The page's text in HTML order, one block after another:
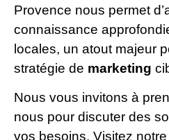
Provence nous permet
connaissance
locales, un atout majeur
stratégie de marketing
Nous vous invitons à
nous pour discuter des
vos besoins. Visitez notre